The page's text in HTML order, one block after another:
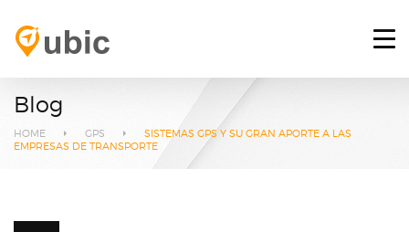
RETOS
PLATAFORMA GPS
Blog
HOME GPS
SISTEMAS GPS Y SU GRAN APORTE A LAS
EMPRESAS DE TRANSPORTE